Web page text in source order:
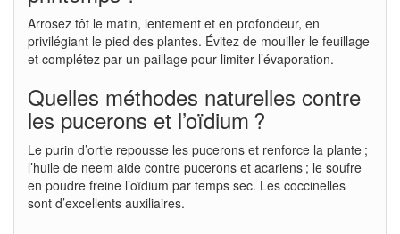
Arrosez tôt le matin, lentement et en profondeur, en
privilégiant le pied des plantes. Évitez de mouiller le feuillage
et complétez par un paillage pour limiter l’évaporation.
Quelles méthodes naturelles contre
les pucerons et l’oïdium ?
Le purin d’ortie repousse les pucerons et renforce la plante ;
l’huile de neem aide contre pucerons et acariens ; le soufre
en poudre freine l’oïdium par temps sec. Les coccinelles
sont d’excellents auxiliaires.